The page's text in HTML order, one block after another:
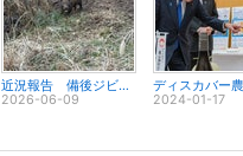
近況報告 備後ジビエ製作所
2026-06-09
2024-01-17